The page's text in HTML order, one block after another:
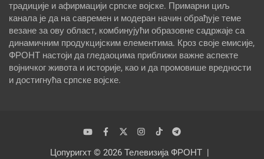
традиције и афирмацији српске војске. Примарни циљ
канала је да на савремен и модеран начин обрађује теме
везане за ову област, комбинујући образовне садржаје са
динамичним продукцијским елементима. Кроз своје емисије,
ФРОНТ настоји да гледаоцима приближи важне аспекте
војничког живота и историје, као и да промовише вредности
и достигнућа српске војске.
Цопyригхт © 2026 Телевизија ФРОНТ